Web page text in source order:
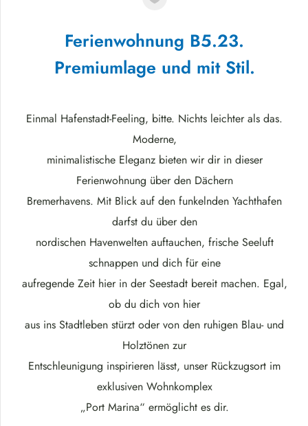
Ferienwohnung B5.23.
Premiumlage und mit Stil.
Einmal Hafenstadt-Feeling, bitte. Nichts leichter als das.
Moderne,
minimalistische Eleganz bieten wir dir in dieser
Ferienwohnung über den Dächern
Bremerhavens. Mit Blick auf den funkelnden Yachthafen
darfst du über den
nordischen Havenwelten auftauchen, frische Seeluft
schnappen und dich für eine
aufregende Zeit hier in der Seestadt bereit machen. Egal,
ob du dich von hier
aus ins Stadtleben stürzt oder von den ruhigen Blau- und
Holztönen zur
Entschleunigung inspirieren lässt, unser Rückzugsort im
exklusiven Wohnkomplex
„Port Marina“ ermöglicht es dir.